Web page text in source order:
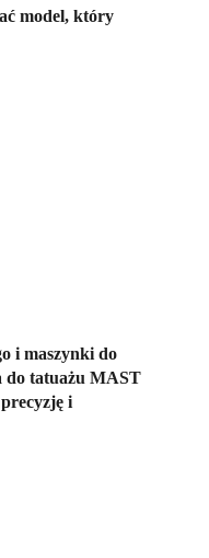
model, który
i maszynki do
do tatuażu MAST
i